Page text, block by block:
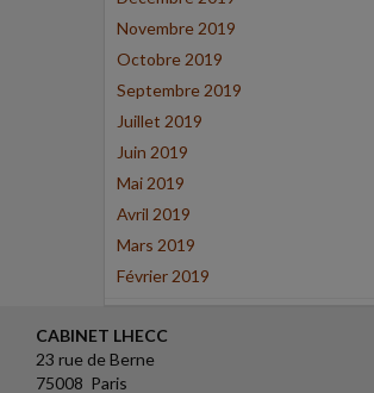
Novembre 2019
Octobre 2019
Septembre 2019
Juillet 2019
Juin 2019
Mai 2019
Avril 2019
Mars 2019
Février 2019
CABINET LHECC
23 rue de Berne
75008 Paris